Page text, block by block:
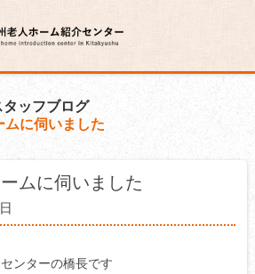
タッフブログ
に伺いました
ムに伺いました
ンターの橋長です